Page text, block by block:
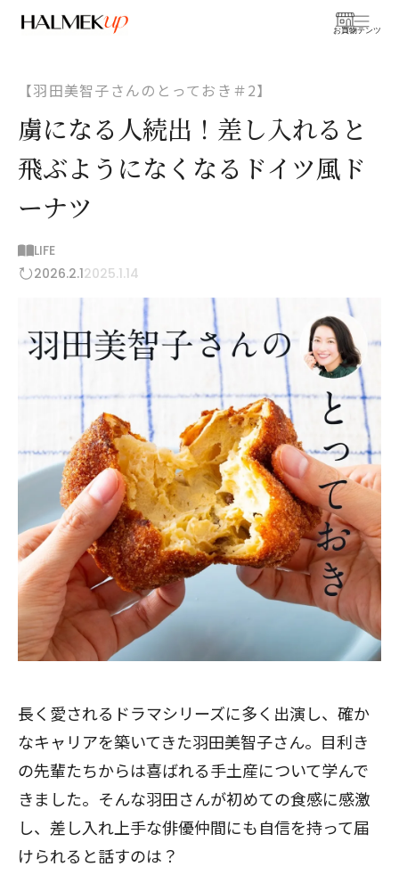
お買物
コンテンツ
【羽田美智子さんのとっておき＃2】
虜になる人続出！差し入れると
飛ぶようになくなるドイツ風ド
ーナツ
LIFE
2026.2.12025.1.14
長く愛されるドラマシリーズに多く出演し、確か
なキャリアを築いてきた羽田美智子さん。目利き
の先輩たちからは喜ばれる手土産について学んで
きました。そんな羽田さんが初めての食感に感激
し、差し入れ上手な俳優仲間にも自信を持って届
けられると話すのは？